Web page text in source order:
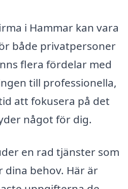
i Hammar kan vara
både privatpersoner
flera fördelar med
till professionella,
att fokusera på det
något för dig.
en rad tjänster som
dina behov. Här är